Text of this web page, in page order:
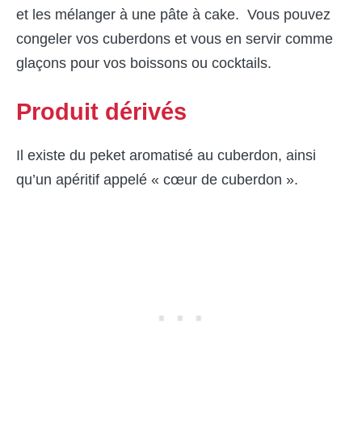
et les mélanger à une pâte à cake. Vous pouvez
congeler vos cuberdons et vous en servir comme
glaçons pour vos boissons ou cocktails.
Produit dérivés
Il existe du peket aromatisé au cuberdon, ainsi
qu’un apéritif appelé « cœur de cuberdon ».